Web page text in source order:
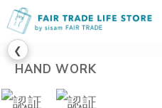
❮
HAND WORK